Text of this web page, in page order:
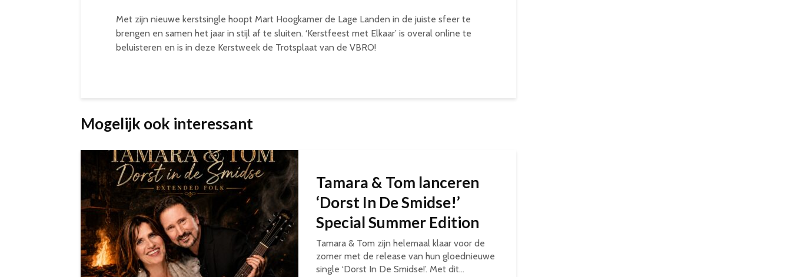
Met zijn nieuwe kerstsingle hoopt Mart Hoogkamer de Lage Landen in de juiste sfeer te
brengen en samen het jaar in stijl af te sluiten. ‘Kerstfeest met Elkaar’ is overal online te
beluisteren en is in deze Kerstweek de Trotsplaat van de VBRO!
Mogelijk ook interessant
Tamara & Tom lanceren
‘Dorst In De Smidse!’
Special Summer Edition
Tamara & Tom zijn helemaal klaar voor de
zomer met de release van hun gloednieuwe
single ‘Dorst In De Smidse!’. Met dit...